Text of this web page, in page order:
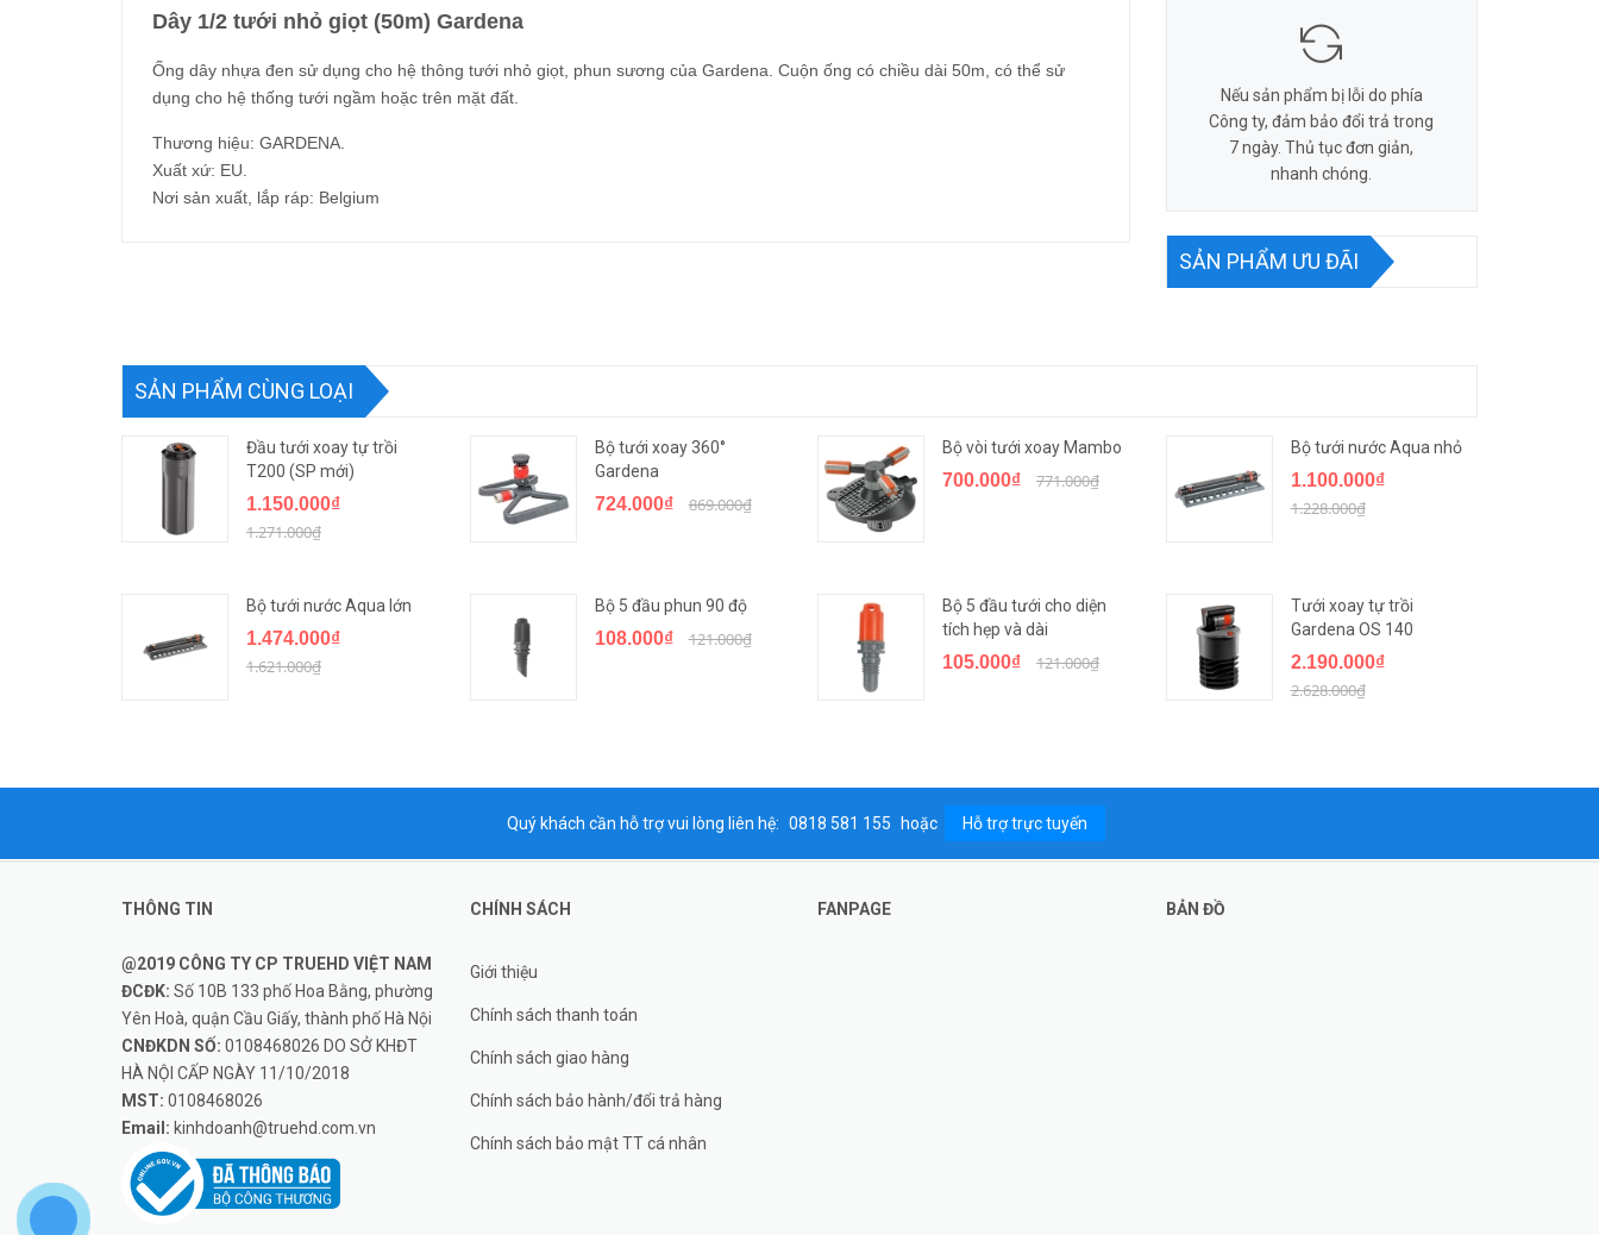
Dây 1/2 tưới nhỏ giọt (50m) Gardena
Ống dây nhựa đen sử dụng cho hệ thông tưới nhỏ giọt, phun sương của Gardena. Cuộn ống có chiều dài 50m, có thể sử
dụng cho hệ thống tưới ngầm hoặc trên mặt đất.
Thương hiệu: GARDENA.
Xuất xứ: EU.
Nơi sản xuất, lắp ráp: Belgium
Nếu sản phẩm bị lỗi do phía
Công ty, đảm bảo đổi trả trong
7 ngày. Thủ tục đơn giản,
nhanh chóng.
SẢN PHẨM ƯU ĐÃI
SẢN PHẨM CÙNG LOẠI
Đầu tưới xoay tự trồi
T200 (SP mới)
1.150.000₫
1.271.000₫
Bộ tưới xoay 360°
Gardena
724.000₫ 869.000₫
Bộ vòi tưới xoay Mambo
700.000₫ 771.000₫
Bộ tưới nước Aqua nhỏ
1.100.000₫
1.228.000₫
Bộ tưới nước Aqua lớn
1.474.000₫
1.621.000₫
Bộ 5 đầu phun 90 độ
108.000₫ 121.000₫
Bộ 5 đầu tưới cho diện
tích hẹp và dài
105.000₫ 121.000₫
Tưới xoay tự trồi
Gardena OS 140
2.190.000₫
2.628.000₫
Quý khách cần hỗ trợ vui lòng liên hệ: 0818 581 155 hoặc Hỗ trợ trực tuyến
THÔNG TIN
@2019 CÔNG TY CP TRUEHD VIỆT NAM
ĐCĐK: Số 10B 133 phố Hoa Bằng, phường
Yên Hoà, quận Cầu Giấy, thành phố Hà Nội
CNĐKDN SỐ: 0108468026 DO SỞ KHĐT
HÀ NỘI CẤP NGÀY 11/10/2018
MST: 0108468026
Email: kinhdoanh@truehd.com.vn
CHÍNH SÁCH
Giới thiệu
Chính sách thanh toán
Chính sách giao hàng
Chính sách bảo hành/đổi trả hàng
Chính sách bảo mật TT cá nhân
FANPAGE BẢN ĐỒ